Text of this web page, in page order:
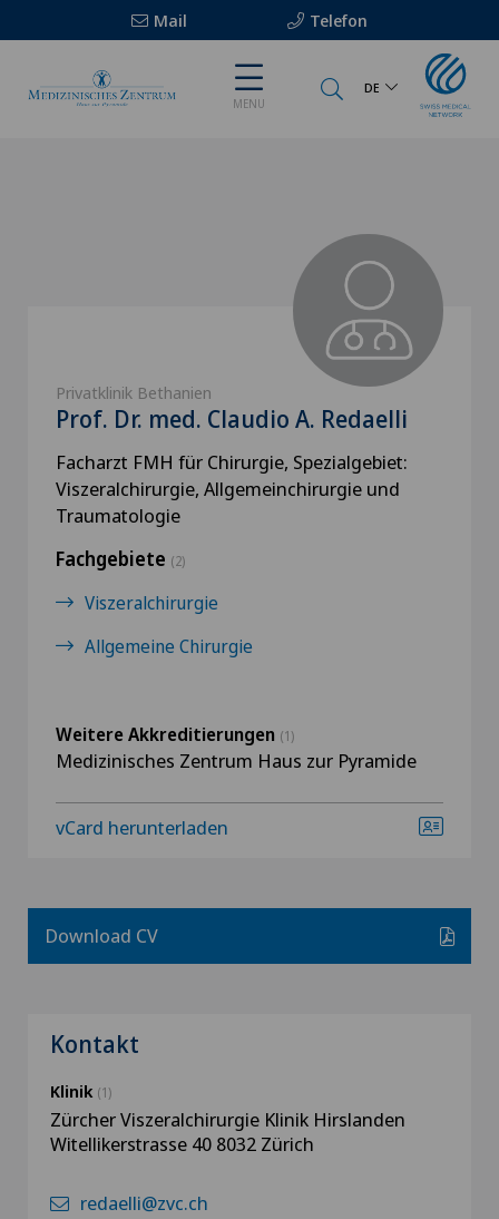
Mail Telefon
MENU
DE
Privatklinik Bethanien
Prof. Dr. med. Claudio A. Redaelli
Facharzt FMH für Chirurgie, Spezialgebiet:
Viszeralchirurgie, Allgemeinchirurgie und
Traumatologie
Fachgebiete (2)
Viszeralchirurgie
Allgemeine Chirurgie
Weitere Akkreditierungen (1)
Medizinisches Zentrum Haus zur Pyramide
vCard herunterladen
Download CV
Kontakt
Klinik (1)
Zürcher Viszeralchirurgie Klinik Hirslanden
Witellikerstrasse 40 8032 Zürich
redaelli@zvc.ch